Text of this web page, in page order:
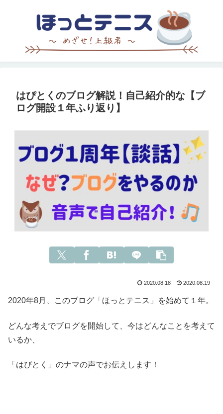
はぴとくのブログ解説！自己紹介的な【ブ
ログ開設１年ふり返り】
2020.08.18 2020.08.19
2020年8月、このブログ「ほっとテニス」を始めて１年。
どんな考えでブログを開始して、今はどんなことを考えて
いるか、
「はぴとく」のナマの声でお伝えします！